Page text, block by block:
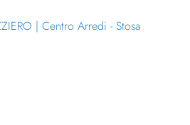
| Centro Arredi - Stosa